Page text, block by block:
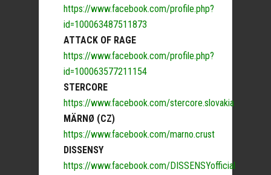
https://www.facebook.com/profile.php?
id=100063487511873
ATTACK OF RAGE
https://www.facebook.com/profile.php?
id=100063577211154
STERCORE
https://www.facebook.com/stercore.slovakia
MÄRNØ (CZ)
https://www.facebook.com/marno.crust
DISSENSY
https://www.facebook.com/DISSENSYofficial